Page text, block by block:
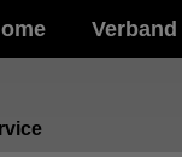
Verband